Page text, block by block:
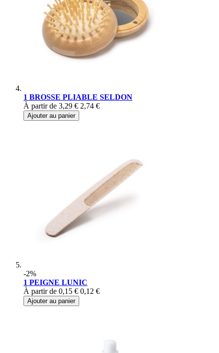
1 BROSSE PLIABLE SELDON
À partir de 3,29 € 2,74 €
Ajouter au panier
-2%
1 PEIGNE LUNIC
À partir de 0,15 € 0,12 €
Ajouter au panier